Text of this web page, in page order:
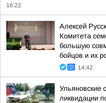
16:22
Алексей
Комитета
большую
бойцов и их
14:42
Ульяновские
ликвидации